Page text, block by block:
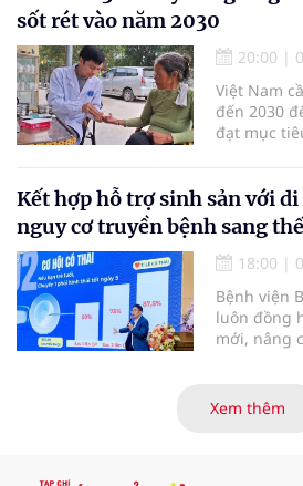
đổi số,
bộ chuỗi
hiệu quả
đường
phần nâng
an toàn
mới.
sốt rét vào năm 2030
20:00 |
Việt Nam
đến 2030
đạt mục
Kết hợp hỗ trợ sinh sản với
nguy cơ truyền bệnh sang
18:00 |
Bệnh viện
luôn đồng
mới, nâng
thành “có
nhiều gia
Xem thêm